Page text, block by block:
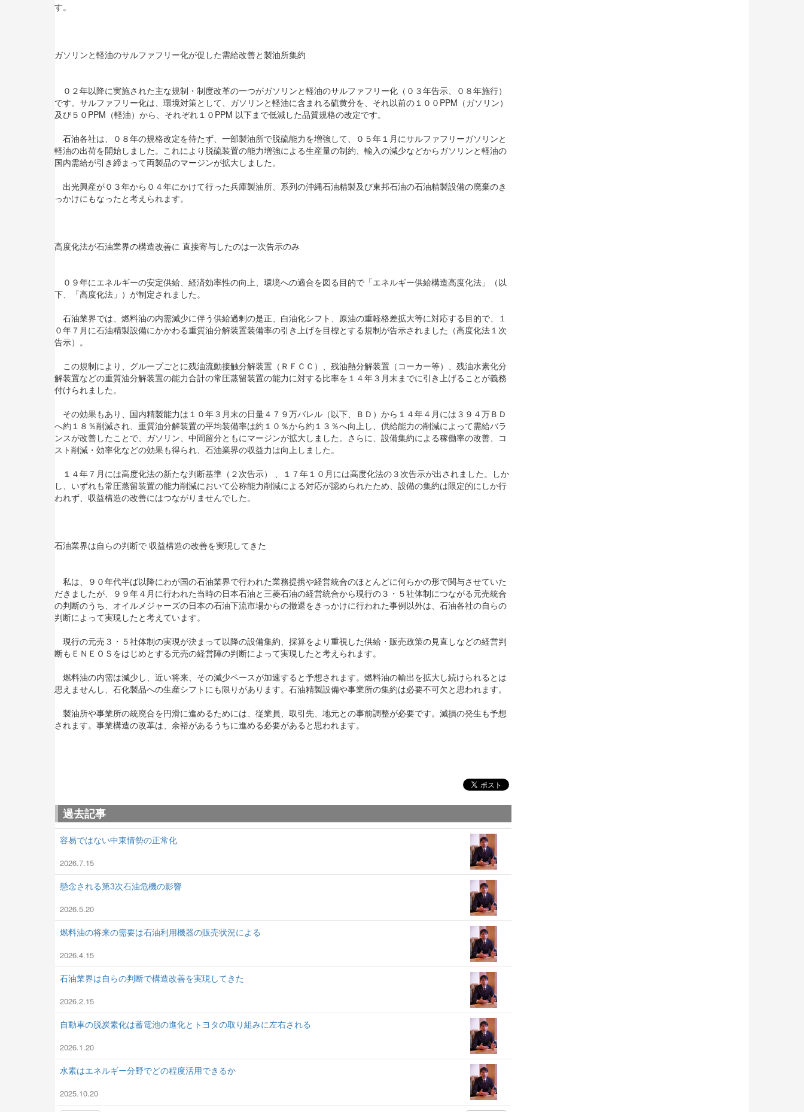
す。
ガソリンと軽油のサルファフリー化が促した需給改善と製油所集約
０２年以降に実施された主な規制・制度改革の一つがガソリンと軽油のサルファフリー化（０３年告示、０８年施行）
です。サルファフリー化は、環境対策として、ガソリンと軽油に含まれる硫黄分を、それ以前の１００PPM（ガソリン）
及び５０PPM（軽油）から、それぞれ１０PPM 以下まで低減した品質規格の改定です。
石油各社は、０８年の規格改定を待たず、一部製油所で脱硫能力を増強して、０５年１月にサルファフリーガソリンと
軽油の出荷を開始しました。これにより脱硫装置の能力増強による生産量の制約、輸入の減少などからガソリンと軽油の
国内需給が引き締まって両製品のマージンが拡大しました。
出光興産が０３年から０４年にかけて行った兵庫製油所、系列の沖縄石油精製及び東邦石油の石油精製設備の廃棄のき
っかけにもなったと考えられます。
高度化法が石油業界の構造改善に 直接寄与したのは一次告示のみ
０９年にエネルギーの安定供給、経済効率性の向上、環境への適合を図る目的で「エネルギー供給構造高度化法」（以
下、「高度化法」）が制定されました。
石油業界では、燃料油の内需減少に伴う供給過剰の是正、白油化シフト、原油の重軽格差拡大等に対応する目的で、１
０年７月に石油精製設備にかかわる重質油分解装置装備率の引き上げを目標とする規制が告示されました（高度化法１次
告示）。
この規制により、グループごとに残油流動接触分解装置（ＲＦＣＣ）、残油熱分解装置（コーカー等）、残油水素化分
解装置などの重質油分解装置の能力合計の常圧蒸留装置の能力に対する比率を１４年３月末までに引き上げることが義務
付けられました。
その効果もあり、国内精製能力は１０年３月末の日量４７９万バレル（以下、ＢＤ）から１４年４月には３９４万ＢＤ
へ約１８％削減され、重質油分解装置の平均装備率は約１０％から約１３％へ向上し、供給能力の削減によって需給バラ
ンスが改善したことで、ガソリン、中間留分ともにマージンが拡大しました。さらに、設備集約による稼働率の改善、コ
スト削減・効率化などの効果も得られ、石油業界の収益力は向上しました。
１４年７月には高度化法の新たな判断基準（２次告示） 、１７年１０月には高度化法の３次告示が出されました。しか
し、いずれも常圧蒸留装置の能力削減において公称能力削減による対応が認められたため、設備の集約は限定的にしか行
われず、収益構造の改善にはつながりませんでした。
石油業界は自らの判断で 収益構造の改善を実現してきた
私は、９０年代半ば以降にわが国の石油業界で行われた業務提携や経営統合のほとんどに何らかの形で関与させていた
だきましたが、９９年４月に行われた当時の日本石油と三菱石油の経営統合から現行の３・５社体制につながる元売統合
の判断のうち、オイルメジャーズの日本の石油下流市場からの撤退をきっかけに行われた事例以外は、石油各社の自らの
判断によって実現したと考えています。
現行の元売３・５社体制の実現が決まって以降の設備集約、採算をより重視した供給・販売政策の見直しなどの経営判
断もＥＮＥＯＳをはじめとする元売の経営陣の判断によって実現したと考えられます。
燃料油の内需は減少し、近い将来、その減少ペースが加速すると予想されます。燃料油の輸出を拡大し続けられるとは
思えませんし、石化製品への生産シフトにも限りがあります。石油精製設備や事業所の集約は必要不可欠と思われます。
製油所や事業所の統廃合を円滑に進めるためには、従業員、取引先、地元との事前調整が必要です。減損の発生も予想
されます。事業構造の改革は、余裕があるうちに進める必要があると思われます。
過去記事
容易ではない中東情勢の正常化
2026.7.15
懸念される第3次石油危機の影響
2026.5.20
燃料油の将来の需要は石油利用機器の販売状況による
2026.4.15
石油業界は自らの判断で構造改善を実現してきた
2026.2.15
自動車の脱炭素化は蓄電池の進化とトヨタの取り組みに左右される
2026.1.20
水素はエネルギー分野でどの程度活用できるか
2025.10.20